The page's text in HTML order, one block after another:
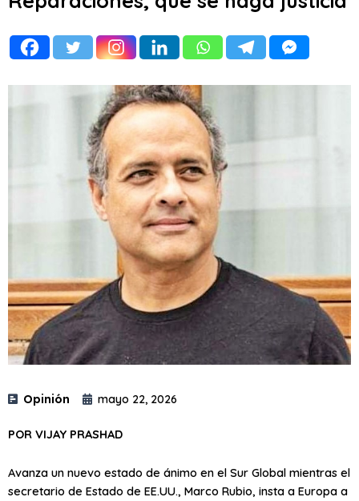
Opinión mayo 22, 2026
POR VIJAY PRASHAD
Avanza un nuevo estado de ánimo en el Sur Global mientras el
secretario de Estado de EE.UU., Marco Rubio, insta a Europa a